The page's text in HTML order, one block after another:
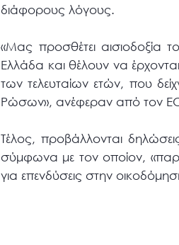
διάφορους λόγους.
«Μας προσθέτει
Ελλάδα και θέλουν να
των τελευταίων ετών, που
Ρώσων», ανέφεραν από τον
Τέλος, προβάλλονται
σύμφωνα με τον οποίον,
για επενδύσεις στην